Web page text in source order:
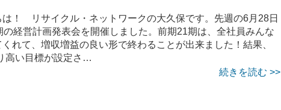
は！ リサイクル・ネットワークの大久保です。先週の6月28日
の経営計画発表会を開催しました。前期21期は、全社員みんな
れて、増収増益の良い形で終わることが出来ました！結果、
高い目標が設定さ…
続きを読む >>